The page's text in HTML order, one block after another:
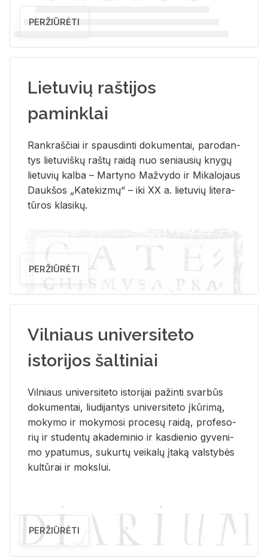
PERŽIŪRĖTI
Lietuvių raštijos
paminklai
Rank­raš­čiai ir spaus­din­ti do­ku­men­tai, pa­ro­dan­
tys lie­tu­viš­kų raš­tų rai­dą nuo se­niau­sių kny­gų
lie­tu­vių kal­ba – Mar­ty­no Ma­žvy­do ir Mi­ka­lo­jaus
Dauk­šos „Ka­te­kiz­mų“ – iki XX a. lie­tu­vių li­te­ra­
tū­ros kla­si­kų.
PERŽIŪRĖTI
Vilniaus universiteto
istorijos šaltiniai
Vil­niaus uni­ver­si­te­to is­to­ri­jai pa­žin­ti svar­būs
do­ku­men­tai, liu­di­jan­tys uni­ver­si­te­to įkū­ri­mą,
mo­ky­mo ir mo­ky­mo­si pro­ce­sų rai­dą, pro­fe­so­
rių ir stu­den­tų aka­de­mi­nio ir kas­die­nio gy­ve­ni­
mo ypa­tu­mus, su­kur­tų vei­ka­lų įta­ką vals­ty­bės
kul­tū­rai ir moks­lui.
PERŽIŪRĖTI